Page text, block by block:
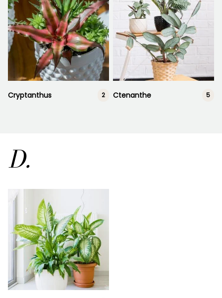
Cryptanthus 2 Ctenanthe 5
D.